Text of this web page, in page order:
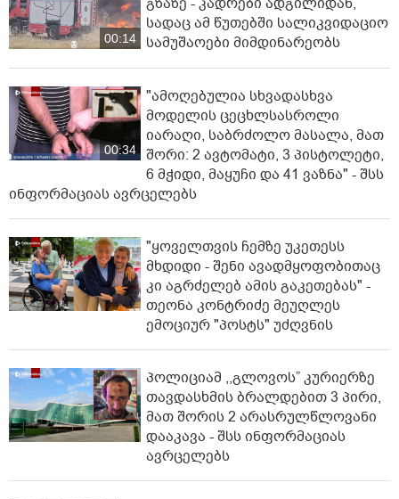
00:14
სადაც ამ წუთებში სალიკვიდაციო
სამუშაოები მიმდინარეობს
00:34
"ამოღებულია სხვადასხვა
მოდელის ცეცხლსასროლი
იარაღი, საბრძოლო მასალა, მათ
შორი: 2 ავტომატი, 3 პისტოლეტი,
6 მჭიდი, მაყუჩი და 41 ვაზნა" - შსს
ინფორმაციას ავრცელებს
"ყოველთვის ჩემზე უკეთესს
მხდიდი - შენი ავადმყოფობითაც
კი აგრძელებ ამის გაკეთებას" -
თეონა კონტრიძე მეუღლეს
ემოციურ "პოსტს" უძღვნის
პოლიციამ ,,გლოვოს” კურიერზე
თავდასხმის ბრალდებით 3 პირი,
მათ შორის 2 არასრულწლოვანი
დააკავა - შსს ინფორმაციას
ავრცელებს